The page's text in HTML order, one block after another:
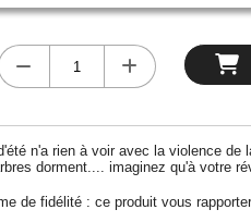
n'a rien à voir avec la violence de
dorment.... imaginez qu'à votre
de fidélité : ce produit vous